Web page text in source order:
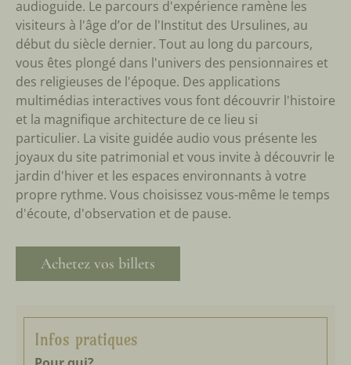
audioguide. Le parcours d'expérience ramène les
visiteurs à l'âge d’or de l'Institut des Ursulines, au
début du siècle dernier. Tout au long du parcours,
vous êtes plongé dans l'univers des pensionnaires et
des religieuses de l'époque. Des applications
multimédias interactives vous font découvrir l'histoire
et la magnifique architecture de ce lieu si
particulier. La visite guidée audio vous présente les
joyaux du site patrimonial et vous invite à découvrir le
jardin d'hiver et les espaces environnants à votre
propre rythme. Vous choisissez vous-même le temps
d'écoute, d'observation et de pause.
Achetez vos billets
Infos pratiques